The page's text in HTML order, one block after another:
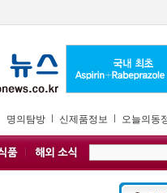
명의탐방 신제품정보 오늘의동